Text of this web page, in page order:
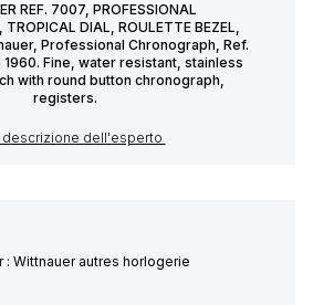
REF. 7007, PROFESSIONAL
TROPICAL DIAL, ROULETTE BEZEL,
Professional Chronograph, Ref.
Fine, water resistant, stainless
with round button chronograph,
registers.
descrizione dell'esperto
: Wittnauer autres horlogerie